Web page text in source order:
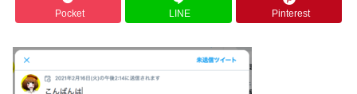
Pocket LINE Pinterest